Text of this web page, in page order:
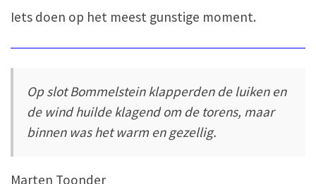
Iets doen op het meest gunstige moment.
Op slot Bommelstein klapperden de luiken en
de wind huilde klagend om de torens, maar
binnen was het warm en gezellig.
Marten Toonder